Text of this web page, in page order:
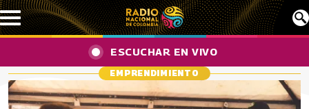
Pasar al contenido principal
ESCUCHAR EN VIVO
EMPRENDIMIENTO